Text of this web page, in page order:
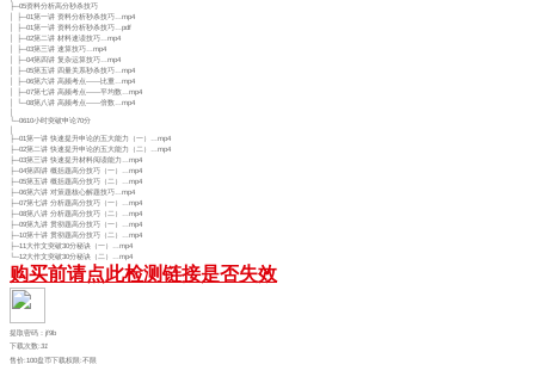
├─05资料分析高分秒杀技巧
│ ├─01第一讲 资料分析秒杀技巧…mp4
│ ├─01第一讲 资料分析秒杀技巧…pdf
│ ├─02第二讲 材料速读技巧…mp4
│ ├─03第三讲 速算技巧…mp4
│ ├─04第四讲 复杂运算技巧…mp4
│ ├─05第五讲 四量关系秒杀技巧…mp4
│ ├─06第六讲 高频考点——比重…mp4
│ ├─07第七讲 高频考点——平均数…mp4
│ └─08第八讲 高频考点——倍数…mp4
└─0610小时突破申论70分
├─01第一讲 快速提升申论的五大能力（一）…mp4
├─02第二讲 快速提升申论的五大能力（二）…mp4
├─03第三讲 快速提升材料阅读能力…mp4
├─04第四讲 概括题高分技巧（一）…mp4
├─05第五讲 概括题高分技巧（二）…mp4
├─06第六讲 对策题核心解题技巧…mp4
├─07第七讲 分析题高分技巧（一）…mp4
├─08第八讲 分析题高分技巧（二）…mp4
├─09第九讲 贯彻题高分技巧（一）…mp4
├─10第十讲 贯彻题高分技巧（二）…mp4
├─11大作文突破30分秘诀（一）…mp4
└─12大作文突破30分秘诀（二）…mp4
购买前请点此检测链接是否失效
提取密码：jf9b
下载次数:31
售价:100盘币下载权限:不限